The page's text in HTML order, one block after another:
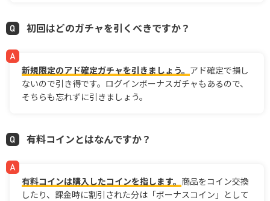
初回はどのガチャを引くべきですか？
新規限定のアド確定ガチャを引きましょう。 アド確定で損し
ないので引き得です。ログインボーナスガチャもあるので、
そちらも忘れずに引きましょう。
有料コインとはなんですか？
有料コインは購入したコインを指します。 商品をコイン交換
したり、課金時に割引された分は「ボーナスコイン」として